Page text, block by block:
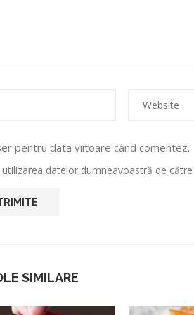
pentru data viitoare când comentez.
datelor dumneavoastră de
SIMILARE